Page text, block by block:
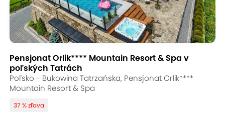
Pensjonat Orlik**** Mountain Resort & Spa v
poľských Tatrách
Poľsko - Bukowina Tatrzańska, Pensjonat Orlik****
Mountain Resort & Spa
37 % zľava